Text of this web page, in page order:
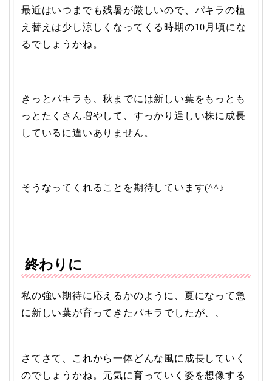
最近はいつまでも残暑が厳しいので、パキラの植
え替えは少し涼しくなってくる時期の10月頃にな
るでしょうかね。
きっとパキラも、秋までには新しい葉をもっとも
っとたくさん増やして、すっかり逞しい株に成長
しているに違いありません。
そうなってくれることを期待しています(^^♪
終わりに
私の強い期待に応えるかのように、夏になって急
に新しい葉が育ってきたパキラでしたが、、
さてさて、これから一体どんな風に成長していく
のでしょうかね。元気に育っていく姿を想像する